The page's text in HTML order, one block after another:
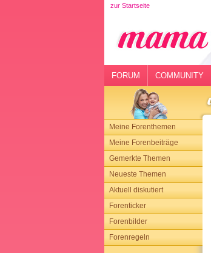
zur Startseite
FORUM COMMUNITY
Meine Forenthemen
Meine Forenbeiträge
Gemerkte Themen
Neueste Themen
Aktuell diskutiert
Forenticker
Forenbilder
Forenregeln